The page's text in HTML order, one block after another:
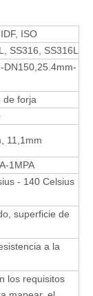
ISO
SS316, SS316L
DN150,25.4mm-
de forja
11,1mm
1MPA
- 140 Celsius
superficie de
a la
los requisitos